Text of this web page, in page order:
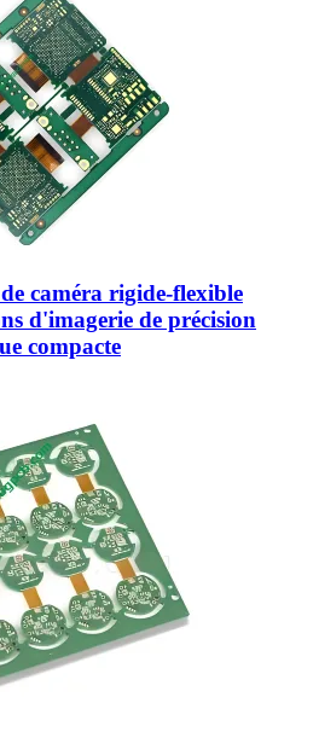
caméra rigide-flexible
d'imagerie de précision
compacte